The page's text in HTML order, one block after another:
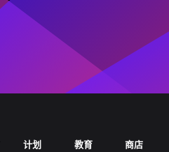
计划 教育 商店